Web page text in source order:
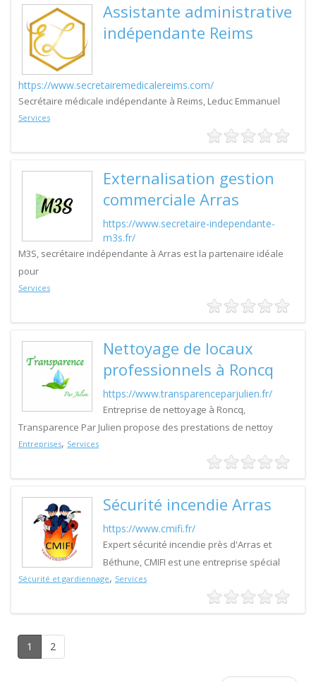
Assistante administrative
indépendante Reims
https://www.secretairemedicalereims.com/
Secrétaire médicale indépendante à Reims, Leduc Emmanuel
Services
Externalisation gestion
commerciale Arras
https://www.secretaire-independante-
m3s.fr/
M3S, secrétaire indépendante à Arras est la partenaire idéale
pour
Services
Nettoyage de locaux
professionnels à Roncq
https://www.transparenceparjulien.fr/
Entreprise de nettoyage à Roncq,
Transparence Par Julien propose des prestations de nettoy
Entreprises, Services
Sécurité incendie Arras
https://www.cmifi.fr/
Expert sécurité incendie près d'Arras et
Béthune, CMIFI est une entreprise spécial
Sécurité et gardiennage, Services
1 2